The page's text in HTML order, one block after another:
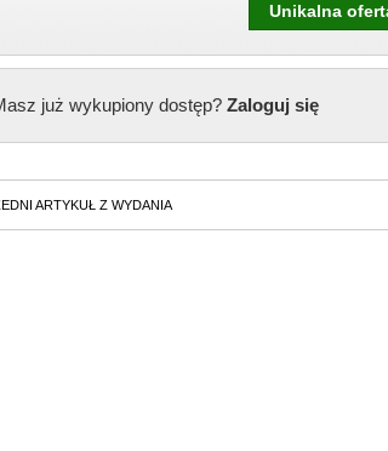
Unikalna
już wykupiony dostęp?Zaloguj się
ARTYKUŁ Z WYDANIA